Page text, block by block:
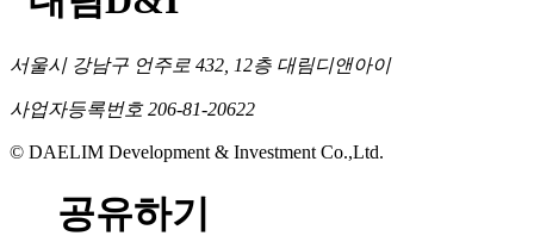
서울시 강남구 언주로 432, 12층 대림디앤아이
사업자등록번호 206-81-20622
© DAELIM Development & Investment Co.,Ltd.
공유하기